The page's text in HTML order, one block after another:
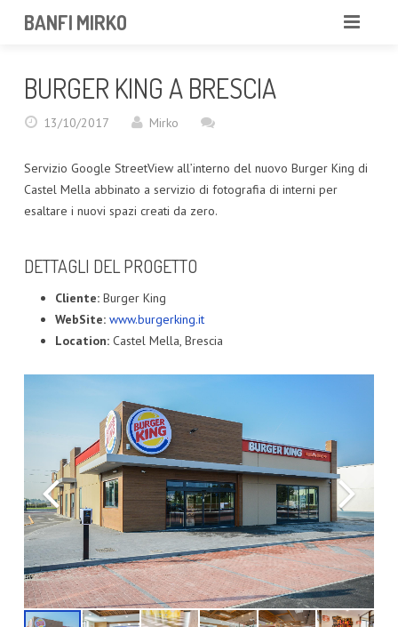
BANFI MIRKO
PORTFOLIO
NEWS
CONTATTAMI
BURGER KING A BRESCIA
13/10/2017 Mirko
Servizio Google StreetView all’interno del nuovo Burger King di
Castel Mella abbinato a servizio di fotografia di interni per
esaltare i nuovi spazi creati da zero.
DETTAGLI DEL PROGETTO
Cliente:Burger King
WebSite: www.burgerking.it
Location:Castel Mella, Brescia